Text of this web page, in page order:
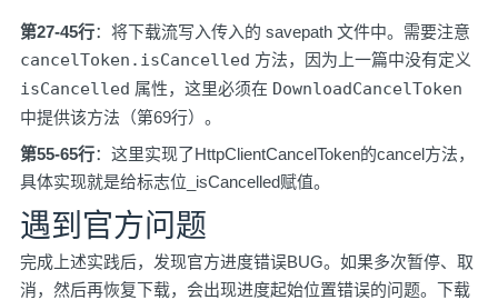
第27-45行：将下载流写入传入的 savepath 文件中。需要注意
cancelToken.isCancelled 方法，因为上一篇中没有定义
isCancelled 属性，这里必须在 DownloadCancelToken
中提供该方法（第69行）。
第55-65行：这里实现了HttpClientCancelToken的cancel方法，
具体实现就是给标志位_isCancelled赋值。
遇到官方问题
完成上述实践后，发现官方进度错误BUG。如果多次暂停、取
消，然后再恢复下载，会出现进度起始位置错误的问题。下载